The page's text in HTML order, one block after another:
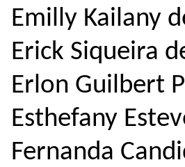
Emilly Kailany
Erick Siqueira
Erlon Guilbert
Esthefany
Fernanda